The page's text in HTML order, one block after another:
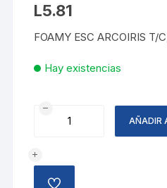
L5.81
FOAMY ESC ARCOIRIS T/
Hay existencias
FOAMY
ESCARCHADO
cantidad
AÑADIR